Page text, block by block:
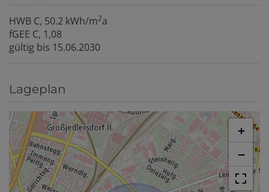
HWB C, 50.2 kWh/m2a
fGEE C, 1,08
gültig bis 15.06.2030
Lageplan
+
−